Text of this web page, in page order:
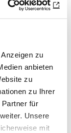
zu
anbieten
zu
zu Ihrer
für
Unsere
mit